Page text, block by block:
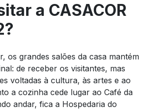
a CASACOR
os grandes salões da casa mantém
de receber os visitantes, mas
voltadas à cultura, às artes e ao
a cozinha cede lugar ao Café da
andar, fica a Hospedaria do